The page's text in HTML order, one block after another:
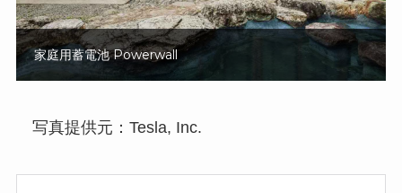
家庭用蓄電池 Powerwall
写真提供元：Tesla, Inc.